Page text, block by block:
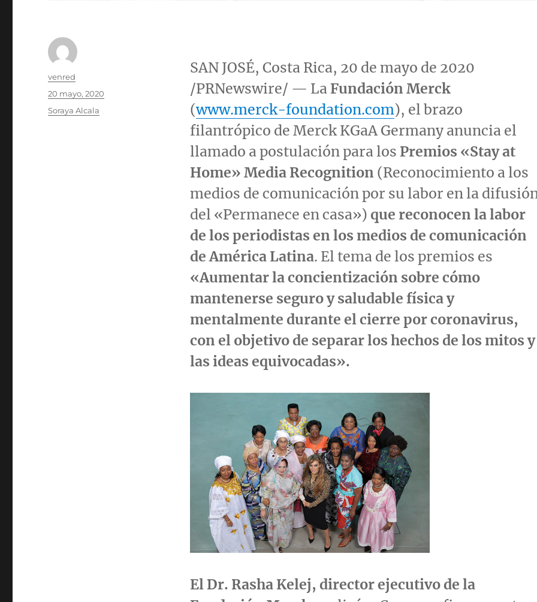
SAN JOSÉ, Costa Rica, 20 de mayo de 2020
/PRNewswire/ — LaFundación Merck
(www.merck-foundation.com), el brazo
filantrópico de Merck KGaA Germany anuncia el
llamado a postulación para los Premios «Stay at
Home» Media Recognition (Reconocimiento a los
medios de comunicación por su labor en la
del «Permanece en casa») que reconocen la labor
de los periodistas en los medios de comunicación
de América Latina. El tema de los premios es
«Aumentar la concientización sobre cómo
mantenerse seguro y saludable física y
mentalmente durante el cierre por coronavirus,
con el objetivo de separar los hechos de los mitos y
las ideas equivocadas».
El Dr. Rasha Kelej, director ejecutivo de la
Autor
venred
Publicado
20 mayo, 2020
Categorías
Soraya Alcala